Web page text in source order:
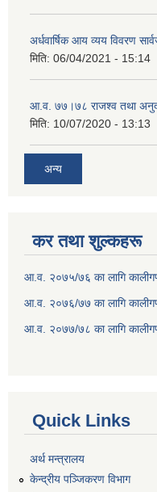
अर्धवार्षिक आय व्यय विवरण
मिति: 06/04/2021 - 15:14
आ.व. ७७।७८ राजश्व तथा
मिति: 10/07/2020 - 13:13
अन्य
कर तथा शुल्कहरू
आ.व. २०७५/७६ का लागि
आ.व. २०७६/७७ का लागि
आ.व. २०७७/७८ का लागि
Quick Links
अर्थ मन्त्रालय
केन्द्रीय पञ्जिकरण विभाग